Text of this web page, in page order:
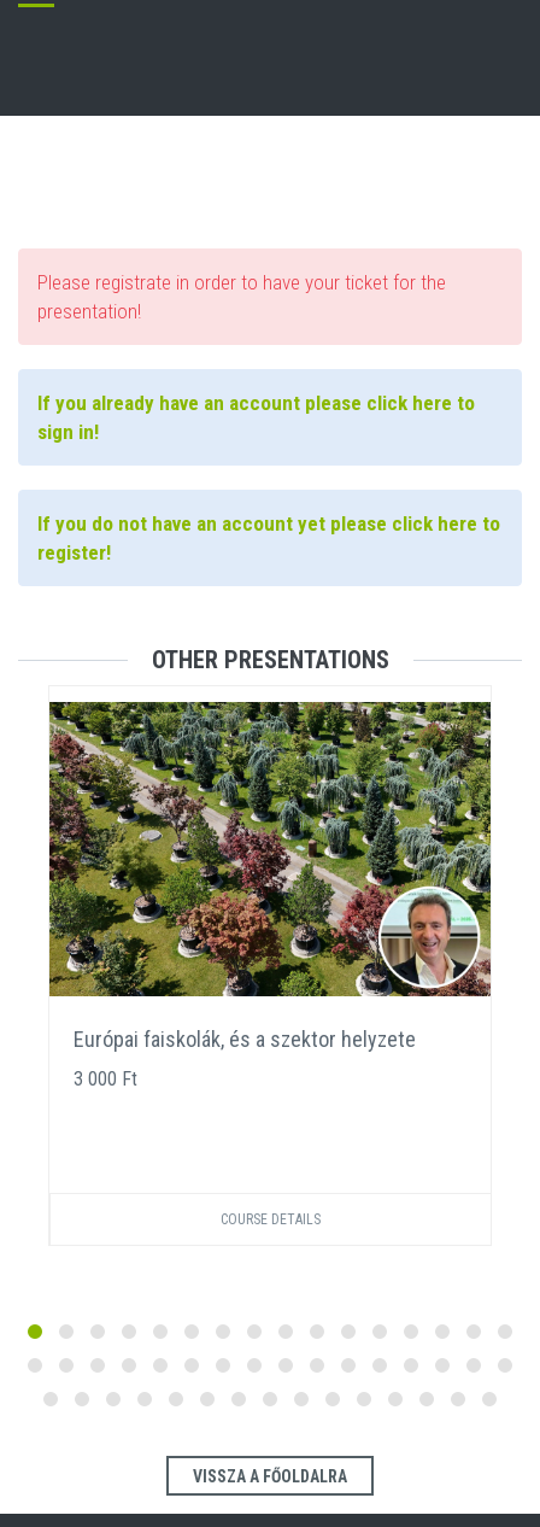
Please registrate in order to have your ticket for the
presentation!
If you already have an account please click here to
sign in!
If you do not have an account yet please click here to
register!
OTHER PRESENTATIONS
Európai faiskolák, és a szektor helyzete
3 000 Ft
COURSE DETAILS
VISSZA A FŐOLDALRA